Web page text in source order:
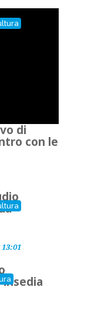
di
con le
insedia